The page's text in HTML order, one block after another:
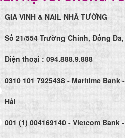
GIA VINH & NAIL NHÃ TƯỜNG
Số 21/554 Trường Chinh, Đống
Điện thoại : 094.888.9.888
0310 101 7925438 - Maritime Bank
Hải
001 (1) 004169140 - Vietcom Bank